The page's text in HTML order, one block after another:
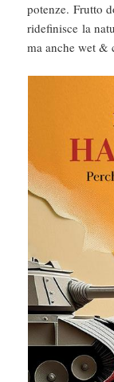
potenze. Frutto
ridefinisce la
ma anche wet &